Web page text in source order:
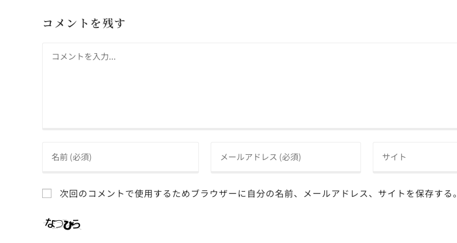
コメントを残す
次回のコメントで使用するためブラウザーに自分の名前、メールアドレス、サイトを保存する。